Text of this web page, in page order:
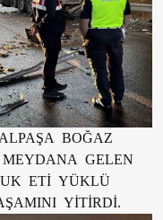
BOĞAZ
GELEN
ETİ YÜKLÜ
YİTİRDİ.